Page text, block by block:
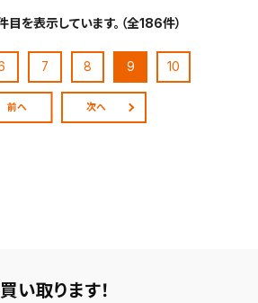
を表示しています。（全186件）
前へ
7 8 9 10
次へ
買い取ります！